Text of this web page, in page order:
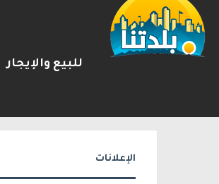
للبيع والإيجار
الإعلانات